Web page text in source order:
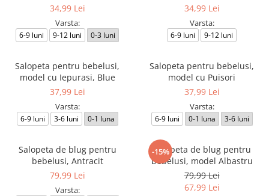
34,99 Lei
Varsta:
6-9 luni 9-12 luni 0-3 luni
34,99 Lei
Varsta:
6-9 luni 9-12 luni
Salopeta pentru bebelusi,
model cu Iepurasi, Blue
37,99 Lei
Varsta:
6-9 luni 3-6 luni 0-1 luna
Salopeta pentru bebelusi,
model cu Puisori
37,99 Lei
Varsta:
6-9 luni 0-1 luna 3-6 luni
Salopeta de blug pentru
bebelusi, Antracit
79,99 Lei
Varsta:
-15%
Salopeta de blug pentru
bebelusi, model Albastru
79,99 Lei
67,99 Lei